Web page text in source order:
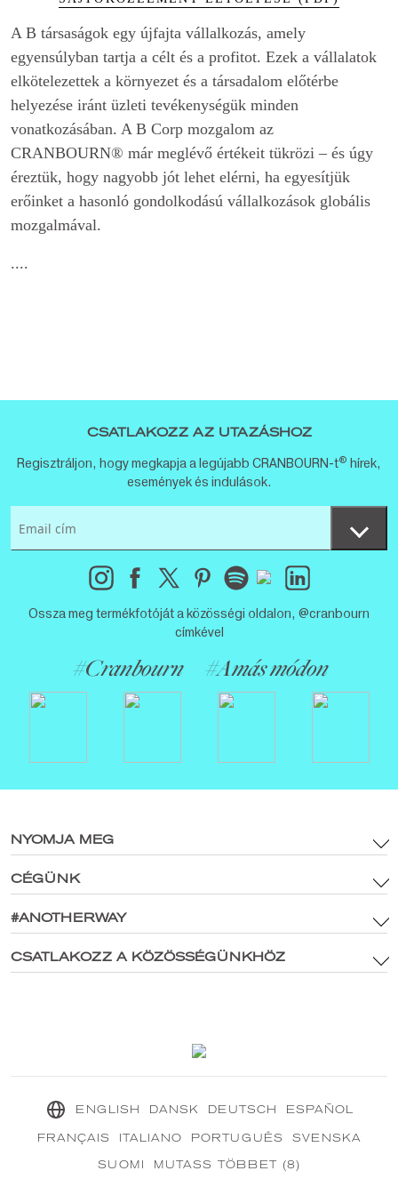
A B társaságok egy újfajta vállalkozás, amely
egyensúlyban tartja a célt és a profitot. Ezek a vállalatok
elkötelezettek a környezet és a társadalom előtérbe
helyezése iránt üzleti tevékenységük minden
vonatkozásában. A B Corp mozgalom az
CRANBOURN® már meglévő értékeit tükrözi – és úgy
éreztük, hogy nagyobb jót lehet elérni, ha egyesítjük
erőinket a hasonló gondolkodású vállalkozások globális
mozgalmával.
....
Ossza meg termékfotóját a közösségi oldalon, @cranbourn
címkével
#Cranbourn #Amás módon
CSATLAKOZZ AZ UTAZÁSHOZ
Regisztráljon, hogy megkapja a legújabb CRANBOURN-t® hírek,
események és indulások.
NYOMJA MEG
Felhasználási feltételek
Márkaeszközök és digitális média szabályzat
Cookie-szabályzat
CÉGÜNK
Főoldal
Fedezze fel CRANBOURN-t®
#ANOTHERWAY
Belül CRANBOURN®
CSATLAKOZZ A KÖZÖSSÉGÜNKHÖZ
ENGLISH DANSK DEUTSCH ESPAÑOL
FRANÇAIS ITALIANO PORTUGUÊS SVENSKA
SUOMI MUTASS TÖBBET (8)